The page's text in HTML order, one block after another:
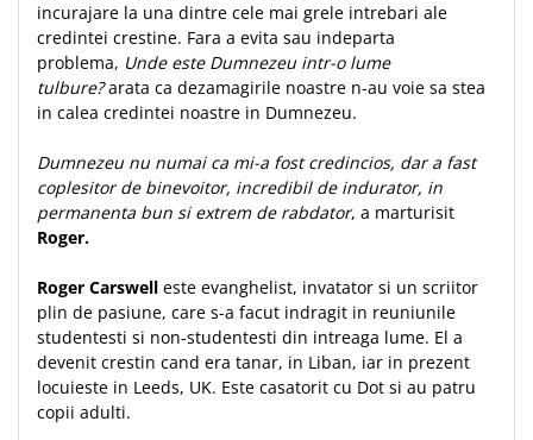
incurajare la una dintre cele mai grele intrebari ale
credintei crestine. Fara a evita sau indeparta
problema, Unde este Dumnezeu intr-o lume
tulbure?arata ca dezamagirile noastre n-au voie sa stea
in calea credintei noastre in Dumnezeu.
Dumnezeu nu numai ca mi-a fost credincios, dar a fast
coplesitor de binevoitor, incredibil de indurator, in
permanenta bun si extrem de rabdator, a marturisit
Roger.
Roger Carswell este evanghelist, invatator si un scriitor
plin de pasiune, care s-a facut indragit in reuniunile
studentesti si non-studentesti din intreaga lume. El a
devenit crestin cand era tanar, in Liban, iar in prezent
locuieste in Leeds, UK. Este casatorit cu Dot si au patru
copii adulti.